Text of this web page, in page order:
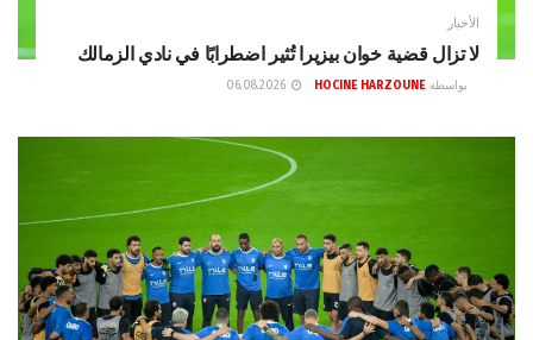
الأخبار
لا تزال قضية خوان بيزيرا تُثير اضطرابًا في نادي الزمالك
بواسطة HOCINE HARZOUNE